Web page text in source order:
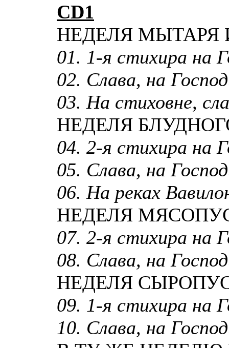
CD1
НЕДЕЛЯ МЫТАРЯ
01. 1-я стихира на
02. Слава, на
03. На стиховне,
НЕДЕЛЯ
04. 2-я стихира на
05. Слава, на
06. На реках
НЕДЕЛЯ
07. 2-я стихира на
08. Слава, на
НЕДЕЛЯ
09. 1-я стихира на
10. Слава, на